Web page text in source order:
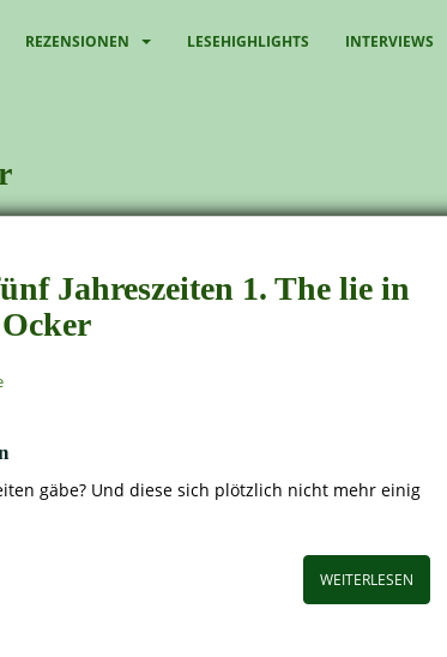
REZENSIONEN LESEHIGHLIGHTS INTERVIEWS
Jahreszeiten 1. The lie in
gäbe? Und diese sich plötzlich nicht mehr einig
WEITERLESEN